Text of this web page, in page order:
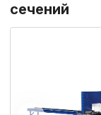
сечений